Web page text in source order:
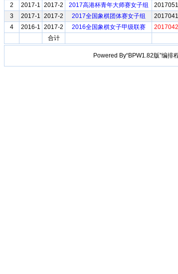
2
2017-1 2017-2 2017高港杯青年大师赛女子组
3
2017-1 2017-2 2017全国象棋团体赛女子组
4
2016-1 2017-2 2016全国象棋女子甲级联赛
合计
Powered By“BPW1.82版”编排